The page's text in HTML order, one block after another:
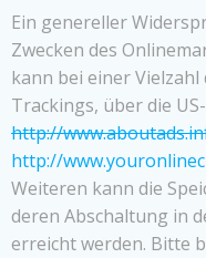
Ein genereller
Zwecken des
kann bei einer Vielzahl
Trackings, über die
http://
http://
Weiteren kann die
deren Abschaltung in
erreicht werden. Bitte